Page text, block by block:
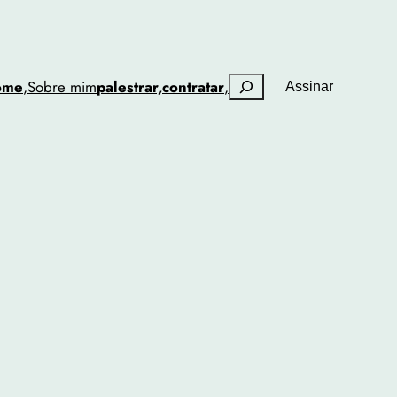
,Sobre mimpalestrar,contratar, PesquisarAssinar